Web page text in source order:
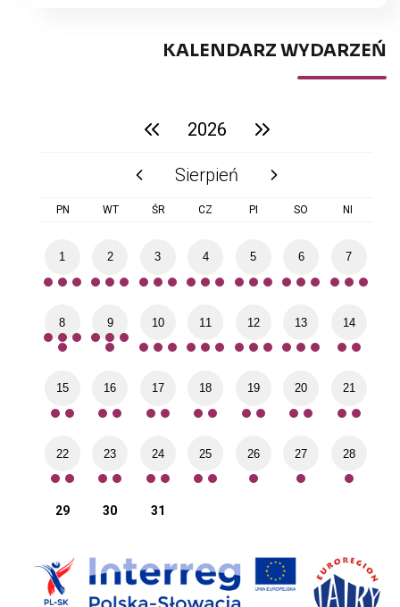
KALENDARZ WYDARZEŃ
poprzedni rok
2026 następny rok
poprzedni miesiąc
Sierpień następny miesiąc
PN WT ŚR CZ PI SO NI
1 2 3 4 5 6 7
8 9 10 11 12 13 14
15 16 17 18 19 20 21
22 23 24 25 26 27 28
29 30 31